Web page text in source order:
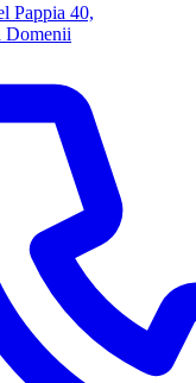
Pappia 40,
Domenii